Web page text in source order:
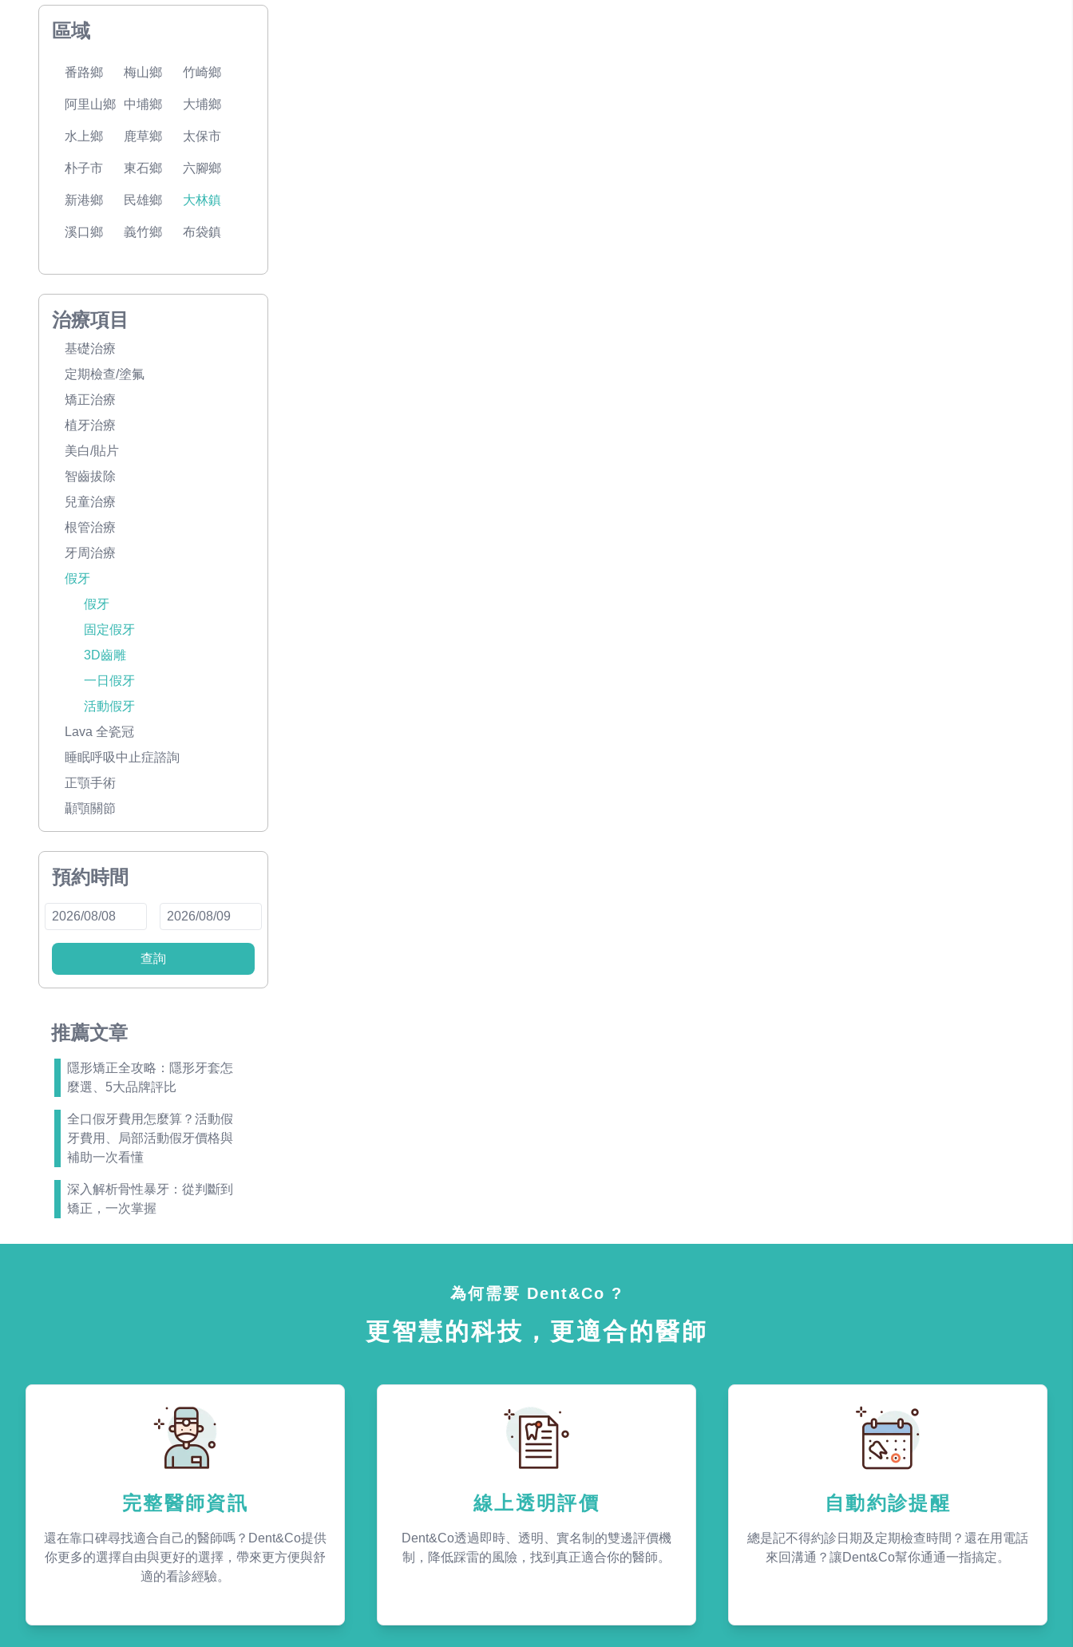
區域
番路鄉 梅山鄉 竹崎鄉
阿里山鄉 中埔鄉 大埔鄉
水上鄉 鹿草鄉 太保市
朴子市 東石鄉 六腳鄉
新港鄉 民雄鄉 大林鎮
溪口鄉 義竹鄉 布袋鎮
治療項目
基礎治療
定期檢查/塗氟
矯正治療
植牙治療
美白/貼片
智齒拔除
兒童治療
根管治療
牙周治療
假牙
假牙
固定假牙
3D齒雕
一日假牙
活動假牙
Lava 全瓷冠
睡眠呼吸中止症諮詢
正顎手術
顳顎關節
預約時間
查詢
推薦文章
隱形矯正全攻略：隱形牙套怎
麼選、5大品牌評比
全口假牙費用怎麼算？活動假
牙費用、局部活動假牙價格與
補助一次看懂
深入解析骨性暴牙：從判斷到
矯正，一次掌握
為何需要 Dent&Co ?
更智慧的科技，更適合的醫師
完整醫師資訊
還在靠口碑尋找適合自己的醫師嗎？Dent&Co提供
你更多的選擇自由與更好的選擇，帶來更方便與舒
適的看診經驗。
線上透明評價
Dent&Co透過即時、透明、實名制的雙邊評價機
制，降低踩雷的風險，找到真正適合你的醫師。
自動約診提醒
總是記不得約診日期及定期檢查時間？還在用電話
來回溝通？讓Dent&Co幫你通通一指搞定。